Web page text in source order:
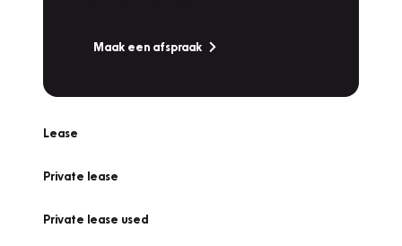
Maak een afspraak
Lease
Private lease
Private lease used